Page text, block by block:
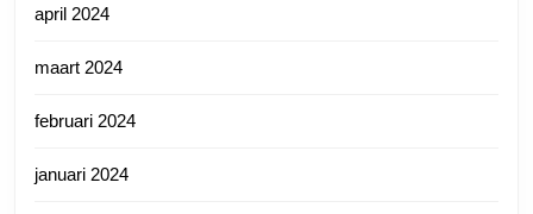
april 2024
maart 2024
februari 2024
januari 2024